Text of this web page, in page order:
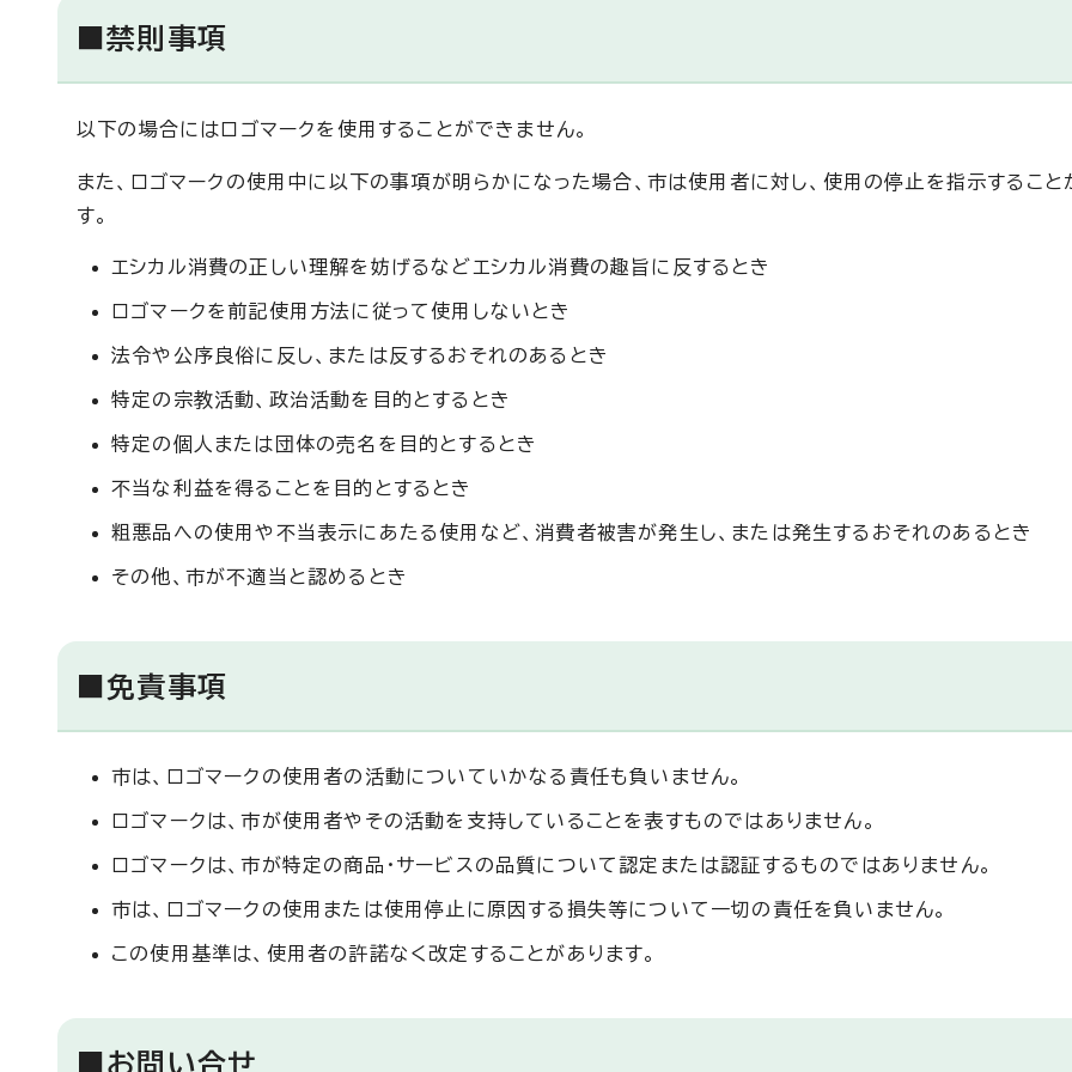
■禁則事項
以下の場合にはロゴマークを使用することができません。
また、ロゴマークの使用中に以下の事項が明らかになった場合、市は使用者に対し、使用の停止を指示すること
す。
エシカル消費の正しい理解を妨げるなどエシカル消費の趣旨に反するとき
ロゴマークを前記使用方法に従って使用しないとき
法令や公序良俗に反し、または反するおそれのあるとき
特定の宗教活動、政治活動を目的とするとき
特定の個人または団体の売名を目的とするとき
不当な利益を得ることを目的とするとき
粗悪品への使用や不当表示にあたる使用など、消費者被害が発生し、または発生するおそれのあるとき
その他、市が不適当と認めるとき
■免責事項
市は、ロゴマークの使用者の活動についていかなる責任も負いません。
ロゴマークは、市が使用者やその活動を支持していることを表すものではありません。
ロゴマークは、市が特定の商品・サービスの品質について認定または認証するものではありません。
市は、ロゴマークの使用または使用停止に原因する損失等について一切の責任を負いません。
この使用基準は、使用者の許諾なく改定することがあります。
■お問い合せ